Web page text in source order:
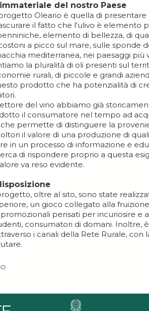
del nostro Paese
Oleario è quella di
il fatto che l'ulivo è elemento
elemento di bellezza, di
a picco sul mare, sulle sponde
mediterranea, nei paesaggi più
la pluralità di oli presenti sul
rurali, di piccole e grandi
prodotto che ha potenzialità di
del vino abbiamo già
il consumatore nel tempo ad
permette di distinguere la
il valore di una produzione di
in un processo di informazione e
di rispondere proprio a questa
va reso evidente.
oltre al sito, sono state
un gioco collegato alla
pensati per incuriosire e
consumatori di domani. Inoltre,
i canali della Rete Rurale, con